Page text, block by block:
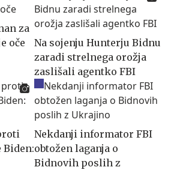
za
oče
Na sojenju Hunterju Bidnu
zaradi strelnega orožja
zaslišali agentko FBI
Biden:
Nekdanji informator FBI
obtožen laganja o
Bidnovih poslih z